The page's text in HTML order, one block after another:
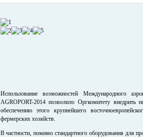
Использование возможностей Международного
AGROPORT-2014 позволило Оргкомитету внедрить
обеспечению этого крупнейшего
фермерских хозяйств.
В частности, помимо стандартного оборудования для